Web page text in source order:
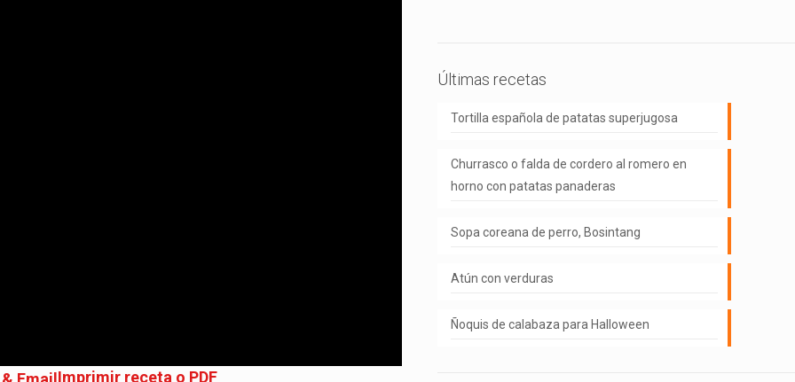
Imprimir receta o PDF
Últimas recetas
Tortilla española de patatas superjugosa
Churrasco o falda de cordero al romero en
horno con patatas panaderas
Sopa coreana de perro, Bosintang
Atún con verduras
Ñoquis de calabaza para Halloween